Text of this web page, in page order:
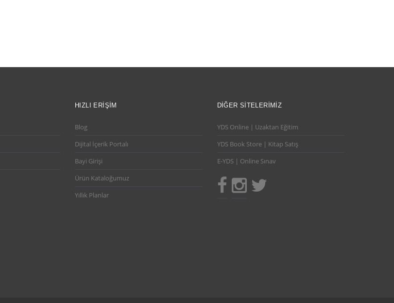
HIZLI ERIŞIM
Blog
Dijital İçerik Portalı
Bayi Girişi
Ürün Kataloğumuz
Yıllık Planlar
DIĞER SITELERIMIZ
YDS Online | Uzaktan Eğitim
YDS Book Store | Kitap Satış
E-YDS | Online Sınav